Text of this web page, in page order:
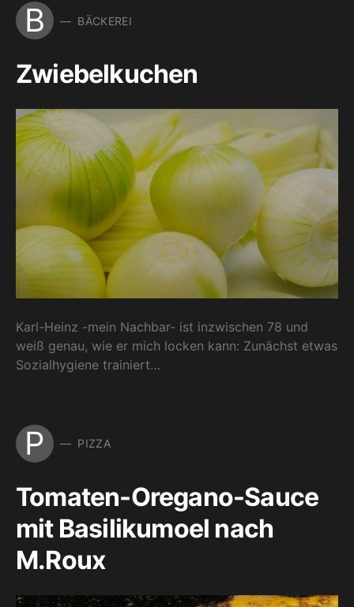
B BÄCKEREI
Zwiebelkuchen
Karl-Heinz -mein Nachbar- ist inzwischen 78 und
weiß genau, wie er mich locken kann: Zunächst etwas
Sozialhygiene trainiert…
P PIZZA
Tomaten-Oregano-Sauce
mit Basilikumoel nach
M.Roux